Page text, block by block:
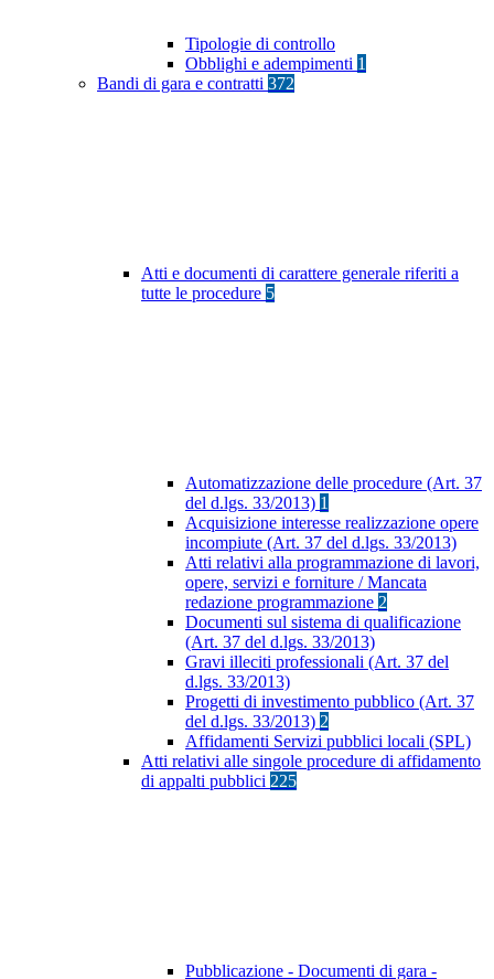
Tipologie di controllo
Obblighi e adempimenti 1
Bandi di gara e contratti 372
Atti e documenti di carattere generale riferiti a
tutte le procedure 5
Automatizzazione delle procedure (Art. 37
del d.lgs. 33/2013) 1
Acquisizione interesse realizzazione opere
incompiute (Art. 37 del d.lgs. 33/2013)
Atti relativi alla programmazione di lavori,
opere, servizi e forniture / Mancata
redazione programmazione 2
Documenti sul sistema di qualificazione
(Art. 37 del d.lgs. 33/2013)
Gravi illeciti professionali (Art. 37 del
d.lgs. 33/2013)
Progetti di investimento pubblico (Art. 37
del d.lgs. 33/2013) 2
Affidamenti Servizi pubblici locali (SPL)
Atti relativi alle singole procedure di affidamento
di appalti pubblici 225
Pubblicazione - Documenti di gara -